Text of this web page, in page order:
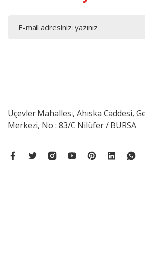
Üçevler Mahallesi, Ahıska Caddesi,
Merkezi, No : 83/C Nilüfer / BURSA